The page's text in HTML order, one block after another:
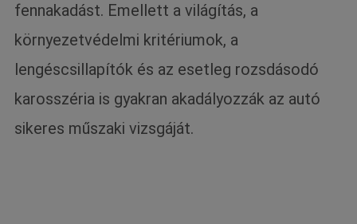
fennakadást. Emellett a világítás, a
környezetvédelmi kritériumok, a
lengéscsillapítók és az esetleg rozsdásodó
karosszéria is gyakran akadályozzák az autó
sikeres műszaki vizsgáját.